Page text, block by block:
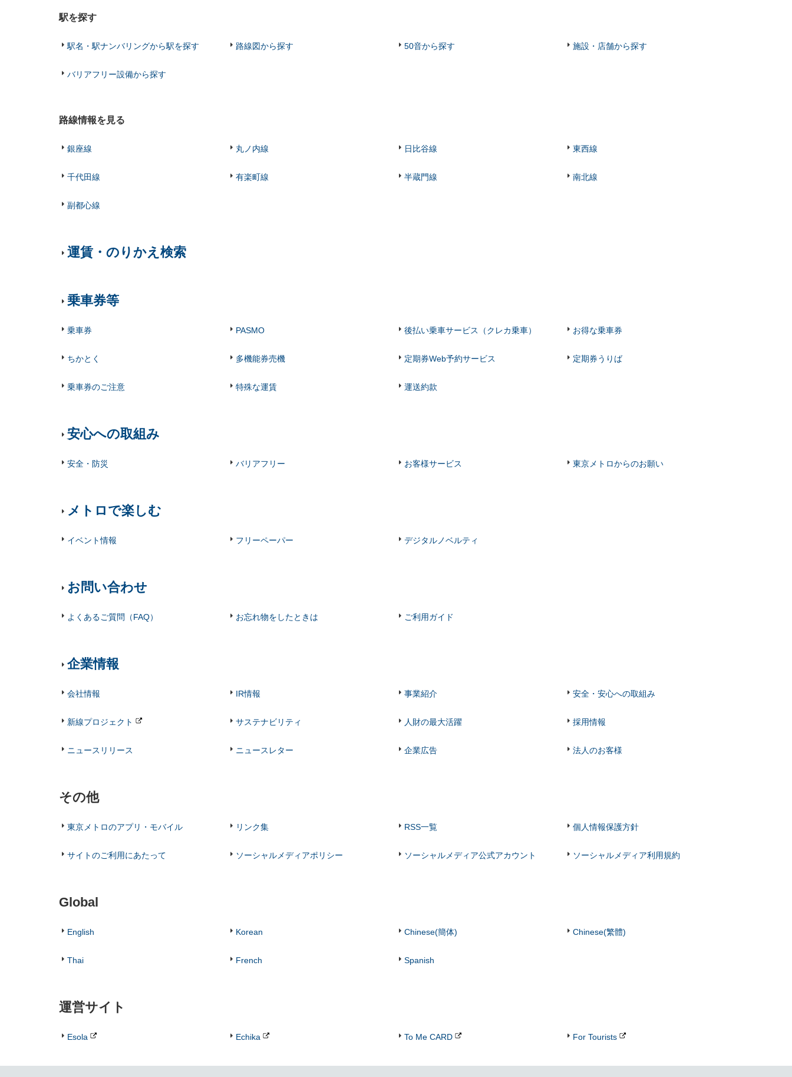
駅を探す
駅名・駅ナンバリングから駅を探す 路線図から探す 50音から探す 施設・店舗から探す
バリアフリー設備から探す
路線情報を見る
銀座線 丸ノ内線 日比谷線 東西線
千代田線 有楽町線 半蔵門線 南北線
副都心線
運賃・のりかえ検索
乗車券等
乗車券 PASMO 後払い乗車サービス（クレカ乗車） お得な乗車券
ちかとく 多機能券売機 定期券Web予約サービス 定期券うりば
乗車券のご注意 特殊な運賃 運送約款
安心への取組み
安全・防災 バリアフリー お客様サービス 東京メトロからのお願い
メトロで楽しむ
イベント情報 フリーペーパー デジタルノベルティ
お問い合わせ
よくあるご質問（FAQ） お忘れ物をしたときは ご利用ガイド
企業情報
会社情報 IR情報 事業紹介 安全・安心への取組み
新線プロジェクト サステナビリティ 人財の最大活躍 採用情報
ニュースリリース ニュースレター 企業広告 法人のお客様
その他
東京メトロのアプリ・モバイル リンク集 RSS一覧 個人情報保護方針
サイトのご利用にあたって ソーシャルメディアポリシー ソーシャルメディア公式アカウント ソーシャルメディア利用規約
Global
English Korean Chinese(簡体) Chinese(繁體)
Thai French Spanish
運営サイト
Esola Echika To Me CARD For Tourists